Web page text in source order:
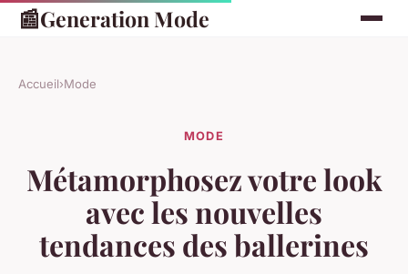
📰Generation Mode
Accueil›Mode
MODE
Métamorphosez votre look
avec les nouvelles
tendances des ballerines